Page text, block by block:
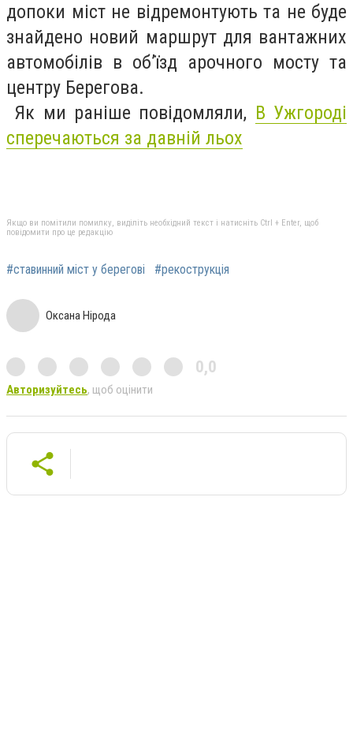
допоки міст не відремонтують та не буде
знайдено новий маршрут для вантажних
автомобілів в об’їзд арочного мосту та
центру Берегова.
Як ми раніше повідомляли, В Ужгороді
сперечаються за давній льох
Якщо ви помітили помилку, виділіть необхідний текст і натисніть Ctrl + Enter, щоб
повідомити про це редакцію
#ставинний міст у берегові #рекострукція
Оксана Нірода
0,0
Авторизуйтесь, щоб оцінити